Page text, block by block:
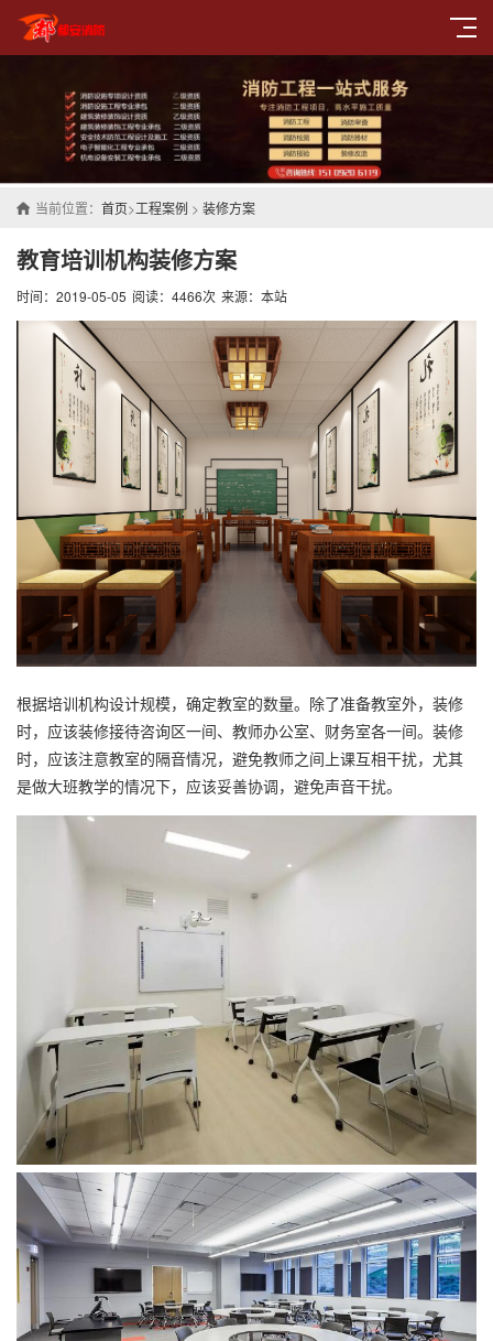
当前位置： 首页>工程案例 > 装修方案
教育培训机构装修方案
时间：2019-05-05 阅读：4466次 来源：本站
根据培训机构设计规模，确定教室的数量。除了准备教室外，装修
时，应该装修接待咨询区一间、教师办公室、财务室各一间。装修
时，应该注意教室的隔音情况，避免教师之间上课互相干扰，尤其
是做大班教学的情况下，应该妥善协调，避免声音干扰。